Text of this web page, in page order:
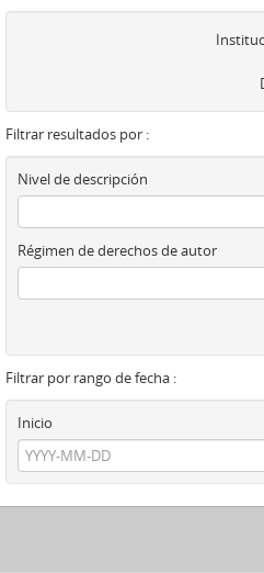
Filtrar resultados por :
Nivel de descripción
Régimen de derechos de autor
Filtrar por rango de fecha :
Inicio